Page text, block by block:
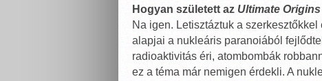
Hogyan született az Ultimate Origins
Na igen. Letisztáztuk a
alapjai a nukleáris paranoiából
radioaktivitás éri, atombombák
ez a téma már nemigen érdekli. A